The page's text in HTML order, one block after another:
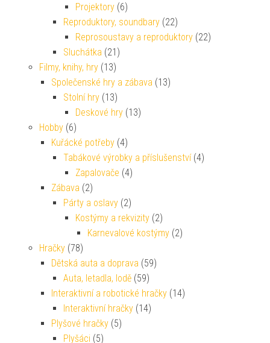
Projektory (6)
Reproduktory, soundbary (22)
Reprosoustavy a reproduktory (22)
Sluchátka (21)
Filmy, knihy, hry (13)
Společenské hry a zábava (13)
Stolní hry (13)
Deskové hry (13)
Hobby (6)
Kuřácké potřeby (4)
Tabákové výrobky a příslušenství (4)
Zapalovače (4)
Zábava (2)
Párty a oslavy (2)
Kostýmy a rekvizity (2)
Karnevalové kostýmy (2)
Hračky (78)
Dětská auta a doprava (59)
Auta, letadla, lodě (59)
Interaktivní a robotické hračky (14)
Interaktivní hračky (14)
Plyšové hračky (5)
Plyšáci (5)